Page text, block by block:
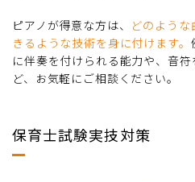
ピアノが得意な方は、
どのよう
きるような技術を身に付けます。
に伴奏を付けられる能力や、音
ど、お気軽にご相談ください。
保育士試験実技対策